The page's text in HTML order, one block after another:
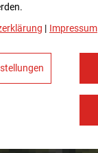
| Impressum